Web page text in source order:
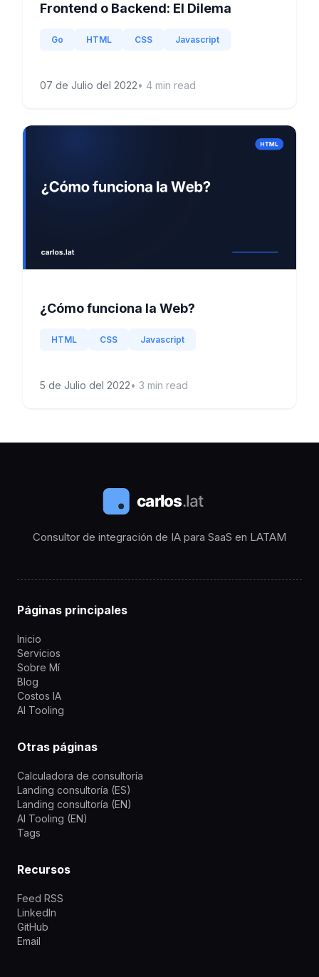
Frontend o Backend: El Dilema
Go HTML CSS Javascript
07 de Julio del 2022• 4 min read
¿Cómo funciona la Web?
HTML CSS Javascript
5 de Julio del 2022• 3 min read
Consultor de integración de IA para SaaS en LATAM
Páginas principales
Inicio
Servicios
Sobre Mí
Blog
Costos IA
AI Tooling
Otras páginas
Calculadora de consultoría
Landing consultoría (ES)
Landing consultoría (EN)
AI Tooling (EN)
Tags
Recursos
Feed RSS
LinkedIn
GitHub
Email